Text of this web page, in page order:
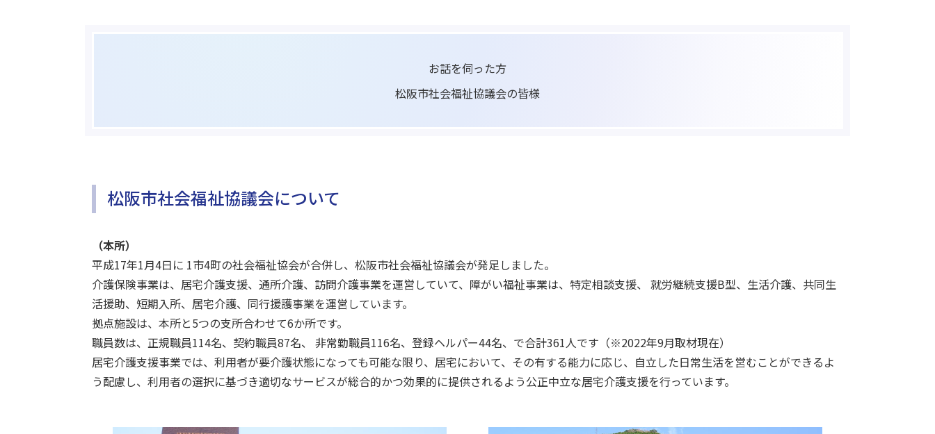
お話を伺った方
松阪市社会福祉協議会の皆様
松阪市社会福祉協議会について
（本所）
平成17年1月4日に 1市4町の社会福祉協会が合併し、松阪市社会福祉協議会が発足しました。
介護保険事業は、居宅介護支援、通所介護、訪問介護事業を運営していて、障がい福祉事業は、特定相談支援、 就労継続支援B型、生活介護、共同生
活援助、短期入所、居宅介護、同行援護事業を運営しています。
拠点施設は、本所と5つの支所合わせて6か所です。
職員数は、正規職員114名、契約職員87名、 非常勤職員116名、登録ヘルパー44名、で合計361人です（※2022年9月取材現在）
居宅介護支援事業では、利用者が要介護状態になっても可能な限り、居宅において、その有する能力に応じ、自立した日常生活を営むことができるよ
う配慮し、利用者の選択に基づき適切なサービスが総合的かつ効果的に提供されるよう公正中立な居宅介護支援を行っています。